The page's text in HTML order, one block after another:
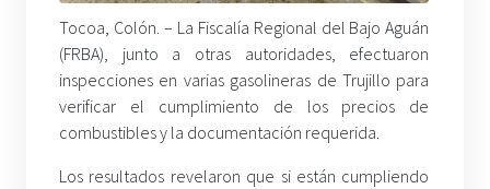
Tocoa, Colón. – La Fiscalía Regional del Bajo Aguán
(FRBA), junto a otras autoridades, efectuaron
inspecciones en varias gasolineras de Trujillo para
verificar el cumplimiento de los precios de
combustibles y la documentación requerida.
Los resultados revelaron que si están cumpliendo